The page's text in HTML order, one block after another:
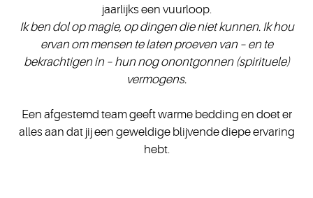
jaarlijks een vuurloop.
Ik ben dol op magie, op dingen die niet kunnen. Ik hou
ervan om mensen te laten proeven van – en te
bekrachtigen in – hun nog onontgonnen (spirituele)
vermogens.
Een afgestemd team geeft warme bedding en doet er
alles aan dat jij een geweldige blijvende diepe ervaring
hebt.